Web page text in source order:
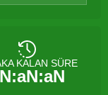
KALAN SÜRE